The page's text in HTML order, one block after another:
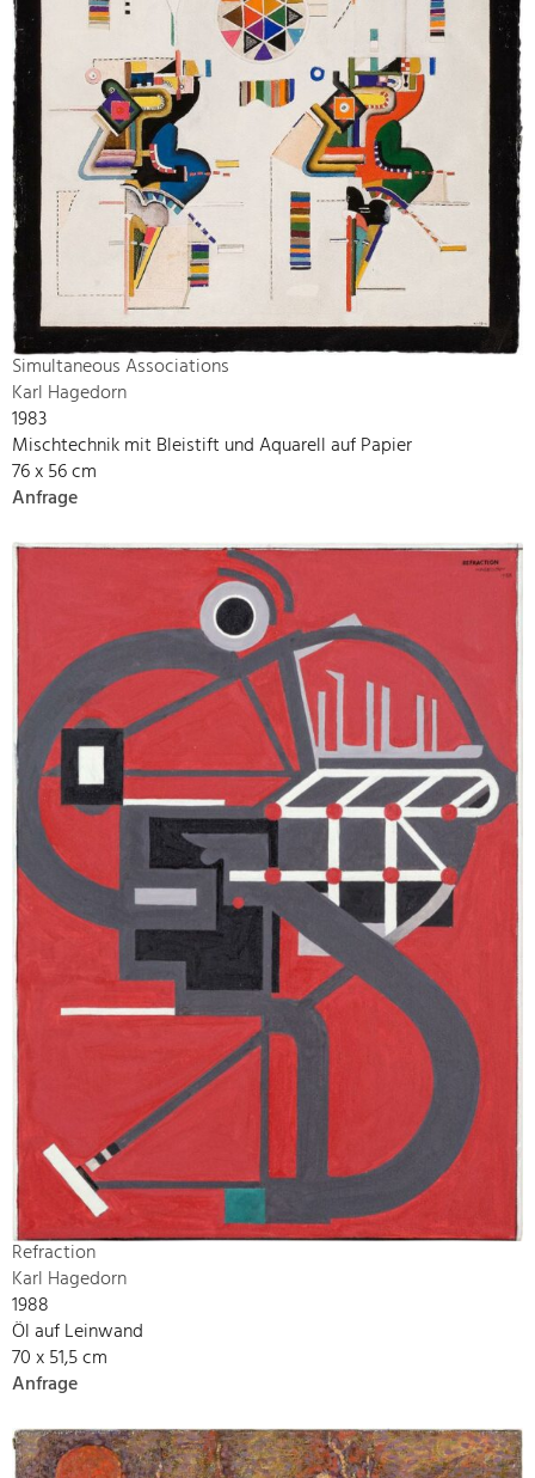
Simultaneous Associations
Karl Hagedorn
1983
Mischtechnik mit Bleistift und Aquarell auf Papier
76 x 56 cm
Anfrage
Refraction
Karl Hagedorn
1988
Öl auf Leinwand
70 x 51,5 cm
Anfrage